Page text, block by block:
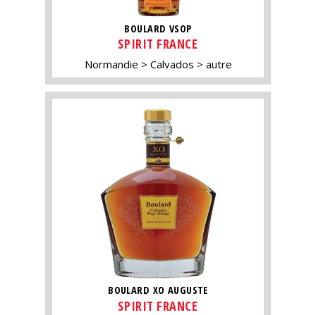
BOULARD VSOP
SPIRIT FRANCE
Normandie Calvados autre
BOULARD XO AUGUSTE
SPIRIT FRANCE